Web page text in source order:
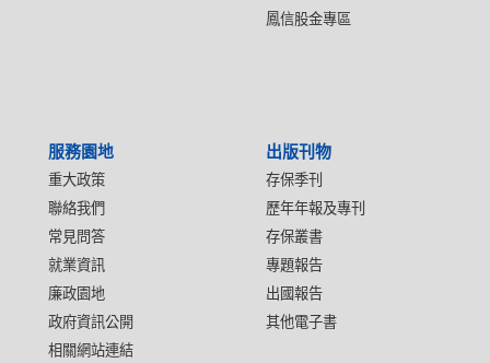
鳳信股金專區
服務園地
重大政策
聯絡我們
常見問答
就業資訊
廉政園地
政府資訊公開
相關網站連結
出版刊物
存保季刊
歷年年報及專刊
存保叢書
專題報告
出國報告
其他電子書